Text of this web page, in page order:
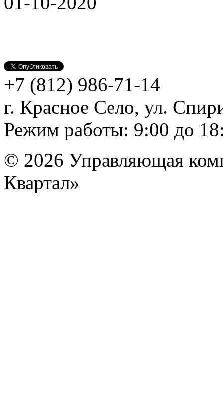
+7 (812) 986-71-14
г. Красное Село, ул.
Режим работы: 9:00 до
© 2026 Управляющая
Квартал»